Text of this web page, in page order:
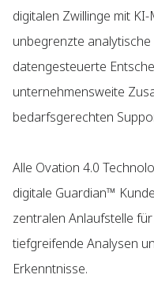
digitalen Zwillinge mit
unbegrenzte
datengesteuerte
unternehmensweite
bedarfsgerechten
Alle Ovation 4.0
digitale Guardian™
zentralen Anlaufstelle
tiefgreifende Analysen
Erkenntnisse.